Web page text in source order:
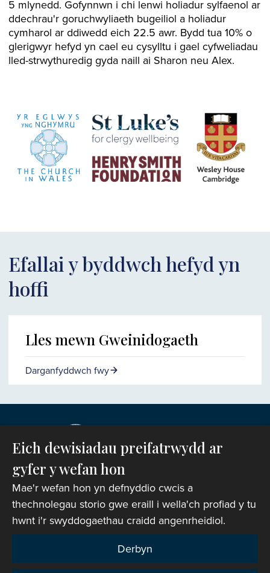
5 mlynedd. Gofynnwn i chi lenwi holiadur sylfaenol ar
ddechrau'r goruchwyliaeth bugeiliol a holiadur
cymharol ar ddiwedd eich 22.5 awr. Bydd tua 10% o
glerigwyr hefyd yn cael eu cysylltu i gael cyfweliadau
lled-strwythuredig gyda naill ai Sharon neu Alex.
Efallai y byddwch hefyd yn
hoffi
Lles mewn Gweinidogaeth
Darganfyddwch fwy
Hawlfraint © 2007-2026 Corff Cynrychiolwyr yr
Eglwys yng Nghymru. Cedwir pob hawl.
Rhif Elusen Gofrestredig: 1142813
Eich dewisiadau preifatrwydd ar
gyfer y wefan hon
Mae'r wefan hon yn defnyddio cwcis a
thechnolegau storio gwe eraill i wella'ch profiad y tu
hwnt i'r swyddogaethau craidd angenrheidiol.
Derbyn